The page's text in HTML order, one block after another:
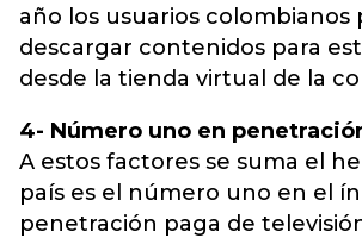
año los usuarios colombianos
descargar contenidos para
desde la tienda virtual de la
4- Número uno en
A estos factores se suma el
país es el número uno en el
penetración paga de